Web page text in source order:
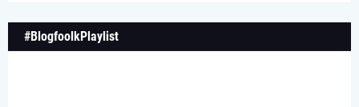
#BlogfoolkPlaylist